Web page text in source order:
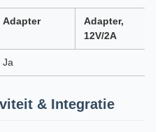
Adapter
Adapter,
12V/2A
Ja
& Integratie